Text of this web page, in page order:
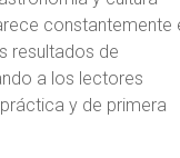
constantemente
resultados de
a los lectores
y de primera